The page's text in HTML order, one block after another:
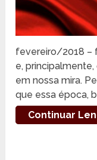
fevereiro/2018 –
e,
em nossa mira.
que essa época,
Continuar